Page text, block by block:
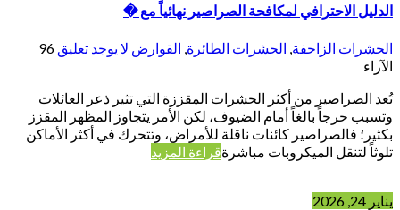
الدليل الاحترافي لمكافحة الصراصير نهائياً مع �
الحشرات الزاحفة الحشرات الطائرة القوارض لا يوجد تعليق 96
الآراء
تُعد الصراصير من أكثر الحشرات المقززة التي تثير ذعر العائلات
وتسبب حرجاً بالغاً أمام الضيوف، لكن الأمر يتجاوز المظهر المقزز
بكثير؛ فالصراصير كائنات ناقلة للأمراض، وتتحرك في أكثر الأماكن
تلوثاً لتنقل الميكروبات مباشرةقراءة المزيد
يناير 24, 2026